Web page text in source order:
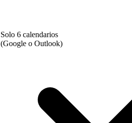
Solo 6 calendarios
(Google o Outlook)